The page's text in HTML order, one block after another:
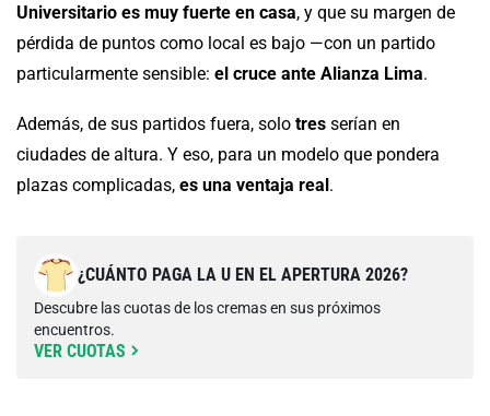
Universitario es muy fuerte en casa, y que su margen de
pérdida de puntos como local es bajo —con un partido
particularmente sensible: el cruce ante Alianza Lima.
Además, de sus partidos fuera, solo tres serían en
ciudades de altura. Y eso, para un modelo que pondera
plazas complicadas, es una ventaja real.
¿CUÁNTO PAGA LA U EN EL APERTURA 2026?
Descubre las cuotas de los cremas en sus próximos
encuentros.
VER CUOTAS